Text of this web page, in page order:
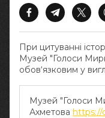
При цитуванні
Музей "Голоси
обов‘язковим у
Музей "Голоси
Ахметова https://